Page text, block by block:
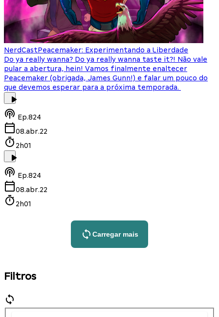
NerdCastPeacemaker: Experimentando a Liberdade
Do ya really wanna? Do ya really wanna taste it?! Não vale
pular a abertura, hein! Vamos finalmente enaltecer
Peacemaker (obrigada, James Gunn!) e falar um pouco do
que devemos esperar para a próxima temporada.
Ep.824
08.abr.22
2h01
Ep.824
08.abr.22
2h01
Carregar mais
Filtros